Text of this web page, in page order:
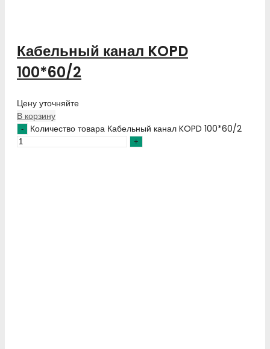
Кабельный канал KOPD
100*60/2
Цену уточняйте
В корзину
Количество товара Кабельный канал KOPD 100*60/2